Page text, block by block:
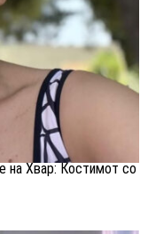
на Хвар: Костимот со